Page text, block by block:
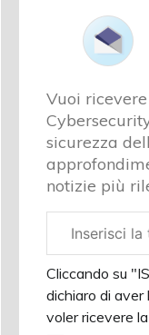
Vuoi
sicurezza
notizie più
aziendale
Cliccando su
dichiaro di aver
voler ricevere